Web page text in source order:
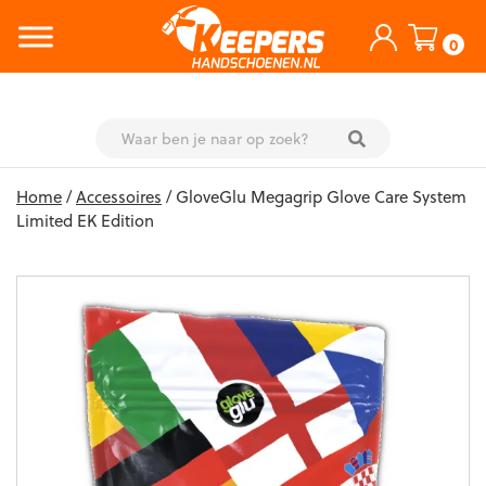
0
content
Home/Accessoires / GloveGlu Megagrip Glove Care System
Limited EK Edition